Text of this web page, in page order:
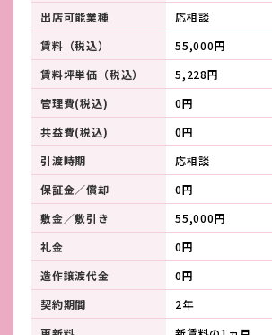
出店可能業種
応相談
賃料（税込）
55,000円
賃料坪単価（税込）
5,228円
管理費(税込)
0円
共益費(税込)
0円
引渡時期
応相談
保証金／償却
0円
敷金／敷引き
55,000円
礼金
0円
造作譲渡代金
0円
契約期間
2年